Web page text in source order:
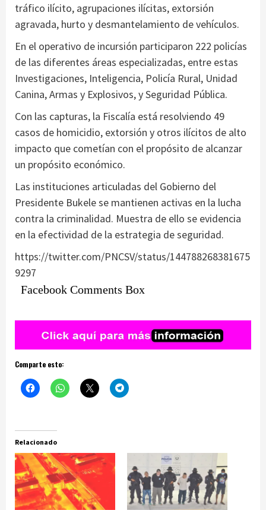
tráfico ilícito, agrupaciones ilícitas, extorsión
agravada, hurto y desmantelamiento de vehículos.
En el operativo de incursión participaron 222 policías
de las diferentes áreas especializadas, entre estas
Investigaciones, Inteligencia, Policía Rural, Unidad
Canina, Armas y Explosivos, y Seguridad Pública.
Con las capturas, la Fiscalía está resolviendo 49
casos de homicidio, extorsión y otros ilícitos de alto
impacto que cometían con el propósito de alcanzar
un propósito económico.
Las instituciones articuladas del Gobierno del
Presidente Bukele se mantienen activas en la lucha
contra la criminalidad. Muestra de ello se evidencia
en la efectividad de la estrategia de seguridad.
https://twitter.com/PNCSV/status/144788268381675
9297
Facebook Comments Box
Comparte esto:
Relacionado